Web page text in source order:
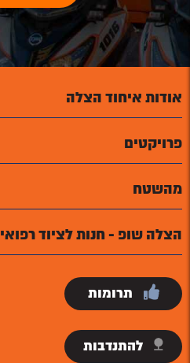
אודות איחוד הצלה
פרויקטים
מהשטח
הצלה שופ - חנות לציוד רפואי
תרומות
להתנדבות